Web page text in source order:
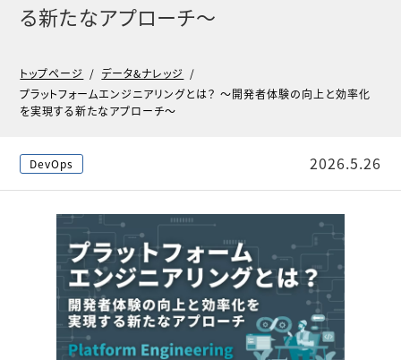
る新たなアプローチ〜
トップページ / データ&ナレッジ /
プラットフォームエンジニアリングとは？ 〜開発者体験の向上と効率化
を実現する新たなアプローチ〜
DevOps 2026.5.26